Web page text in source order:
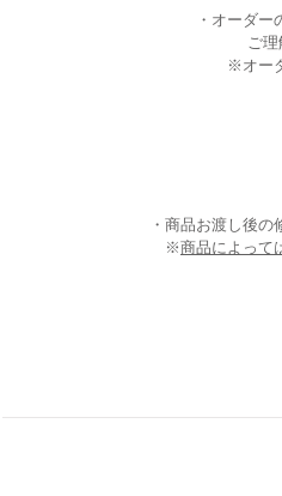
・​オーダ
ご
※オー
・商品お渡し後
​※商品によって